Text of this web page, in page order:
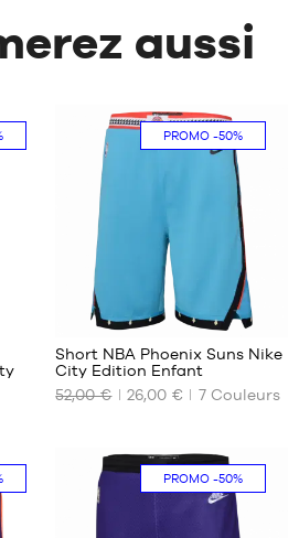
aussi
PROMO-50%
NOS
TAILLES
XL -
enfant
- 1m65
32
Short NBA Phoenix Suns Nike
City Edition Enfant
52,00 €
26,00 € 7Couleurs
PROMO-50%